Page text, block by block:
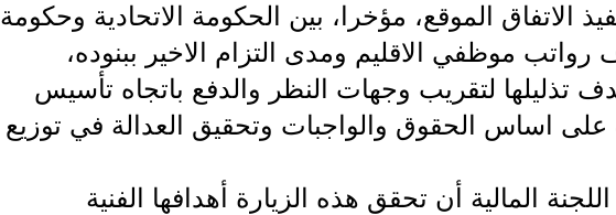
الموقع، مؤخرا، بين الحكومة الاتحادية وحكومة
رواتب موظفي الاقليم ومدى التزام الاخير ببنوده،
تذليلها لتقريب وجهات النظر والدفع باتجاه تأسيس
اساس الحقوق والواجبات وتحقيق العدالة في توزيع
المالية أن تحقق هذه الزيارة أهدافها الفنية